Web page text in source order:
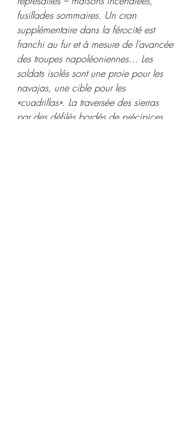
fusillades sommaires. Un cran
supplémentaire dans la férocité est
franchi au fur et à mesure de l’avancée
des troupes napoléoniennes… Les
soldats isolés sont une proie pour les
navajas, une cible pour les
«cuadrillas». La traversée des sierras
par des défilés bordés de précipices,